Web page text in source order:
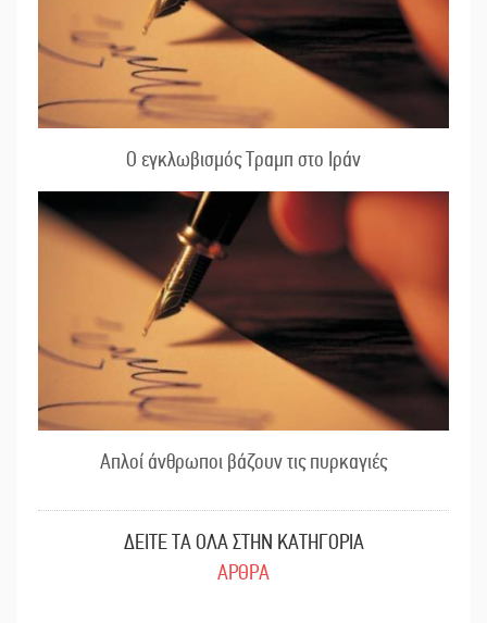
Ο εγκλωβισμός Τραμπ στο Ιράν
Απλοί άνθρωποι βάζουν τις πυρκαγιές
ΔΕΙΤΕ ΤΑ ΟΛΑ ΣΤΗΝ ΚΑΤΗΓΟΡΙΑ
ΑΡΘΡΑ